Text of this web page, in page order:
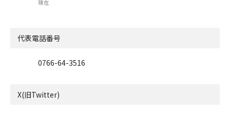
現在
代表電話番号
0766-64-3516
X(旧Twitter)